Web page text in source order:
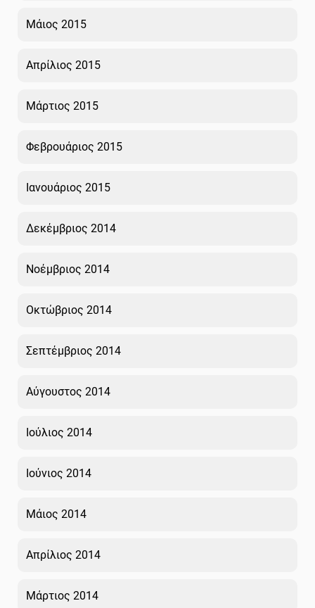
Μάιος 2015
Απρίλιος 2015
Μάρτιος 2015
Φεβρουάριος 2015
Ιανουάριος 2015
Δεκέμβριος 2014
Νοέμβριος 2014
Οκτώβριος 2014
Σεπτέμβριος 2014
Αύγουστος 2014
Ιούλιος 2014
Ιούνιος 2014
Μάιος 2014
Απρίλιος 2014
Μάρτιος 2014